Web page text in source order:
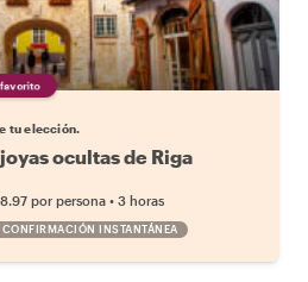
favorito
tu elección.
ocultas de Riga
por persona • 3 horas
CONFIRMACIÓN INSTANTÁNEA